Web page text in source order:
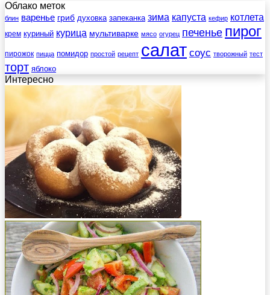
Облако меток
блин варенье гриб духовка запеканка зима капуста кефир котлета
крем куриный курица мультиварке мясо огурец печенье пирог
пирожок пицца помидор простой рецепт салат соус творожный тест
торт яблоко
Интересно